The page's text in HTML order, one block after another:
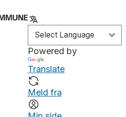
Powered by
Translate
Meld fra